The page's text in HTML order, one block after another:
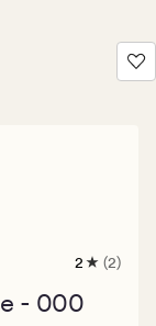
2
keskmise
2 (2)
- 000